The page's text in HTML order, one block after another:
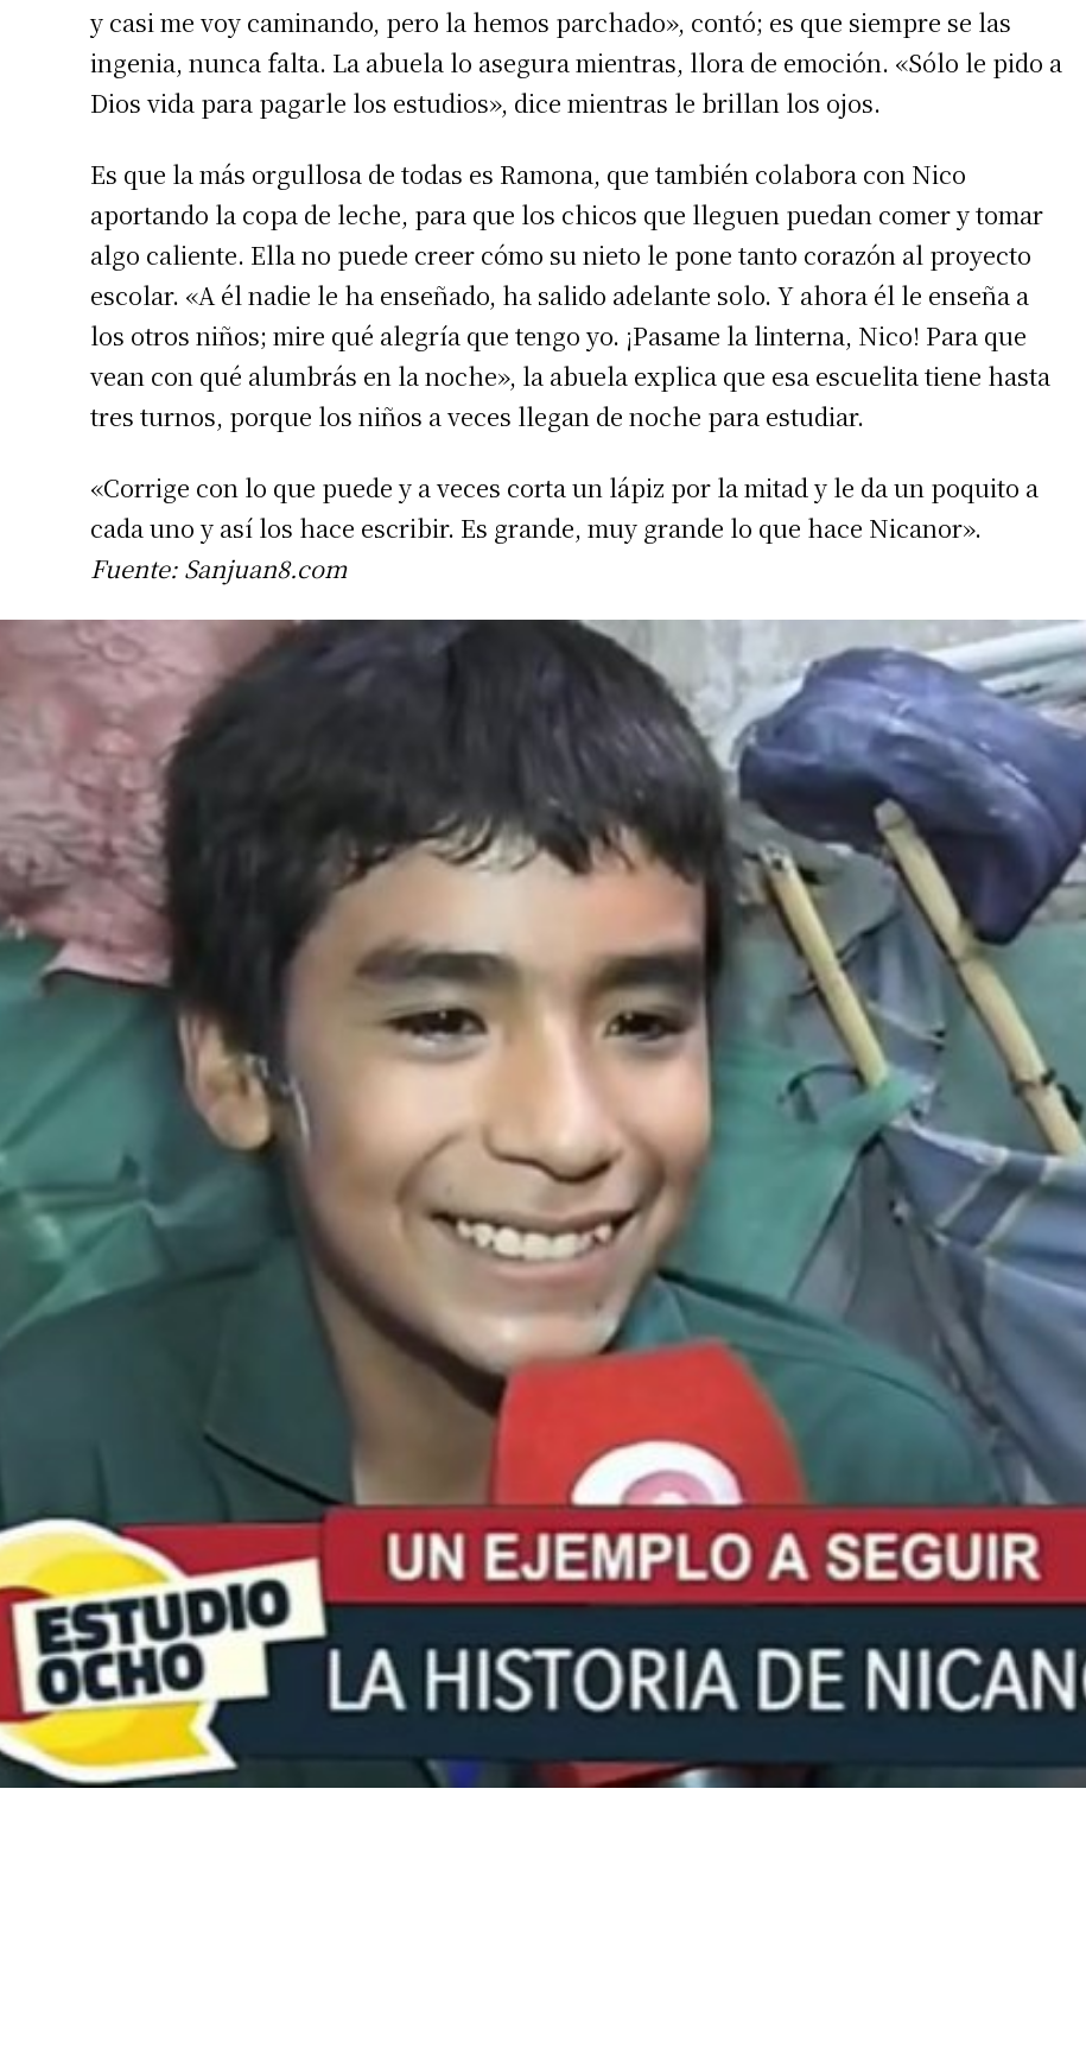
Suscribirme gratis
*Requerido
*
Apellidos
y casi me voy caminando, pero la hemos parchado», contó; es que siempre se las
ingenia, nunca falta. La abuela lo asegura mientras, llora de emoción. «Sólo le pido a
Dios vida para pagarle los estudios», dice mientras le brillan los ojos.
Es que la más orgullosa de todas es Ramona, que también colabora con Nico
aportando la copa de leche, para que los chicos que lleguen puedan comer y tomar
algo caliente. Ella no puede creer cómo su nieto le pone tanto corazón al proyecto
escolar. «A él nadie le ha enseñado, ha salido adelante solo. Y ahora él le enseña a
los otros niños; mire qué alegría que tengo yo. ¡Pasame la linterna, Nico! Para que
vean con qué alumbrás en la noche», la abuela explica que esa escuelita tiene hasta
tres turnos, porque los niños a veces llegan de noche para estudiar.
«Corrige con lo que puede y a veces corta un lápiz por la mitad y le da un poquito a
cada uno y así los hace escribir. Es grande, muy grande lo que hace Nicanor».
Fuente: Sanjuan8.com